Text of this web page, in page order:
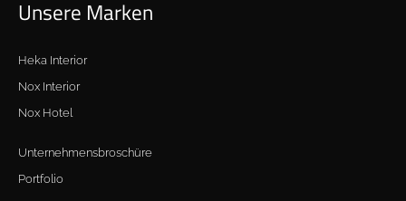
Unsere Marken
Heka Interior
Nox Interior
Nox Hotel
Unternehmensbroschüre
Portfolio